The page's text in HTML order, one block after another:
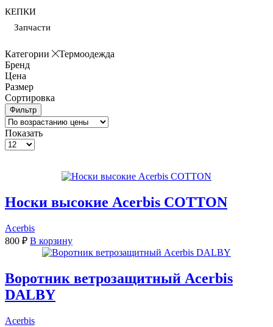
КЕПКИ
Запчасти
Категории
Термоодежда
Бренд
Цена
Размер
Сортировка
Фильтр
Показать
Products
Носки высокие Acerbis COTTON
Acerbis
800 ₽ В корзину
Воротник ветрозащитный Acerbis
DALBY
Acerbis